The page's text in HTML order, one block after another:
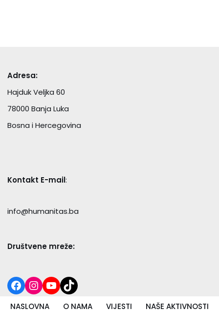
Adresa:
Hajduk Veljka 60
78000 Banja Luka
Bosna i Hercegovina
Kontakt E-mail:
info@humanitas.ba
Društvene mreže:
NASLOVNA O NAMA VIJESTI NAŠE AKTIVNOSTI